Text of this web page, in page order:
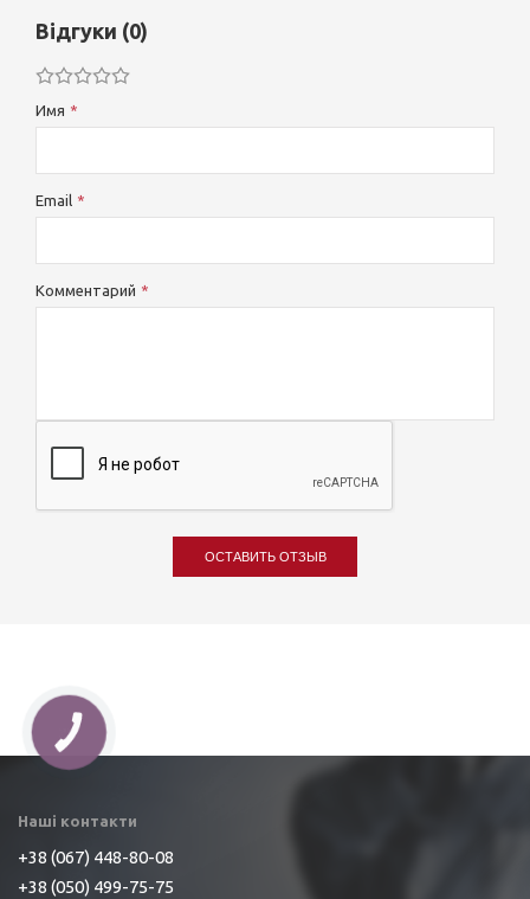
Відгуки (0)
Имя
Email
Комментарий
ОСТАВИТЬ ОТЗЫВ
Наші контакти
+38 (067) 448-80-08
+38 (050) 499-75-75